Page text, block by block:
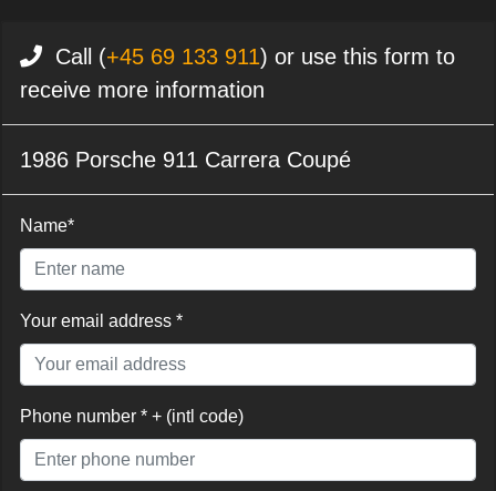
Call (+45 69 133 911) or use this form to
receive more information
1986 Porsche 911 Carrera Coupé
Name*
Your email address *
Phone number * + (intl code)